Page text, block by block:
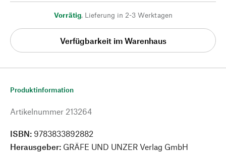
Vorrätig, Lieferung in 2-3 Werktagen
Verfügbarkeit im Warenhaus
Produktinformation
Artikelnummer 213264
ISBN: 9783833892882
Herausgeber: GRÄFE UND UNZER Verlag GmbH